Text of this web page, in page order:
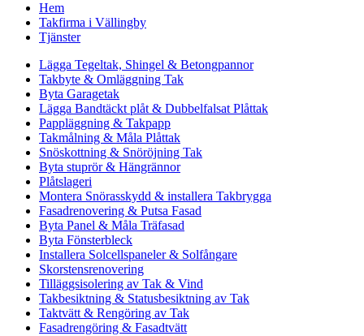
Hem
Takfirma i Vällingby
Tjänster
Lägga Tegeltak, Shingel & Betongpannor
Takbyte & Omläggning Tak
Byta Garagetak
Lägga Bandtäckt plåt & Dubbelfalsat Plåttak
Pappläggning & Takpapp
Takmålning & Måla Plåttak
Snöskottning & Snöröjning Tak
Byta stuprör & Hängrännor
Plåtslageri
Montera Snörasskydd & installera Takbrygga
Fasadrenovering & Putsa Fasad
Byta Panel & Måla Träfasad
Byta Fönsterbleck
Installera Solcellspaneler & Solfångare
Skorstensrenovering
Tilläggsisolering av Tak & Vind
Takbesiktning & Statusbesiktning av Tak
Taktvätt & Rengöring av Tak
Fasadrengöring & Fasadtvätt